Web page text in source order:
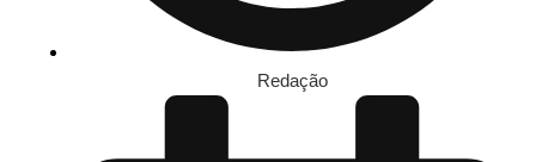
Redação